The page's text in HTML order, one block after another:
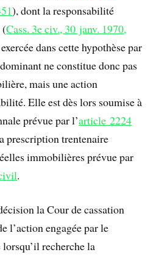
), dont la responsabilité
(Cass. 3e civ., 30 janv. 1970,
dans cette hypothèse par
ne constitue donc pas
mais une action
Elle est dès lors soumise à
prévue par l’article 2224
prescription trentenaire
immobilières prévue par
.
la Cour de cassation
l’action engagée par le
recherche la